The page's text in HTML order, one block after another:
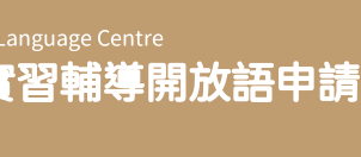
Centre
習輔導開放語申請